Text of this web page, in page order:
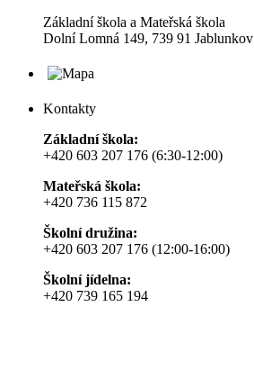
Základní škola a Mateřská škola
Dolní Lomná 149, 739 91 Jablunkov
Kontakty
Základní škola:
+420 603 207 176 (6:30-12:00)
Mateřská škola:
+420 736 115 872
Školní družina:
+420 603 207 176 (12:00-16:00)
Školní jídelna:
+420 739 165 194